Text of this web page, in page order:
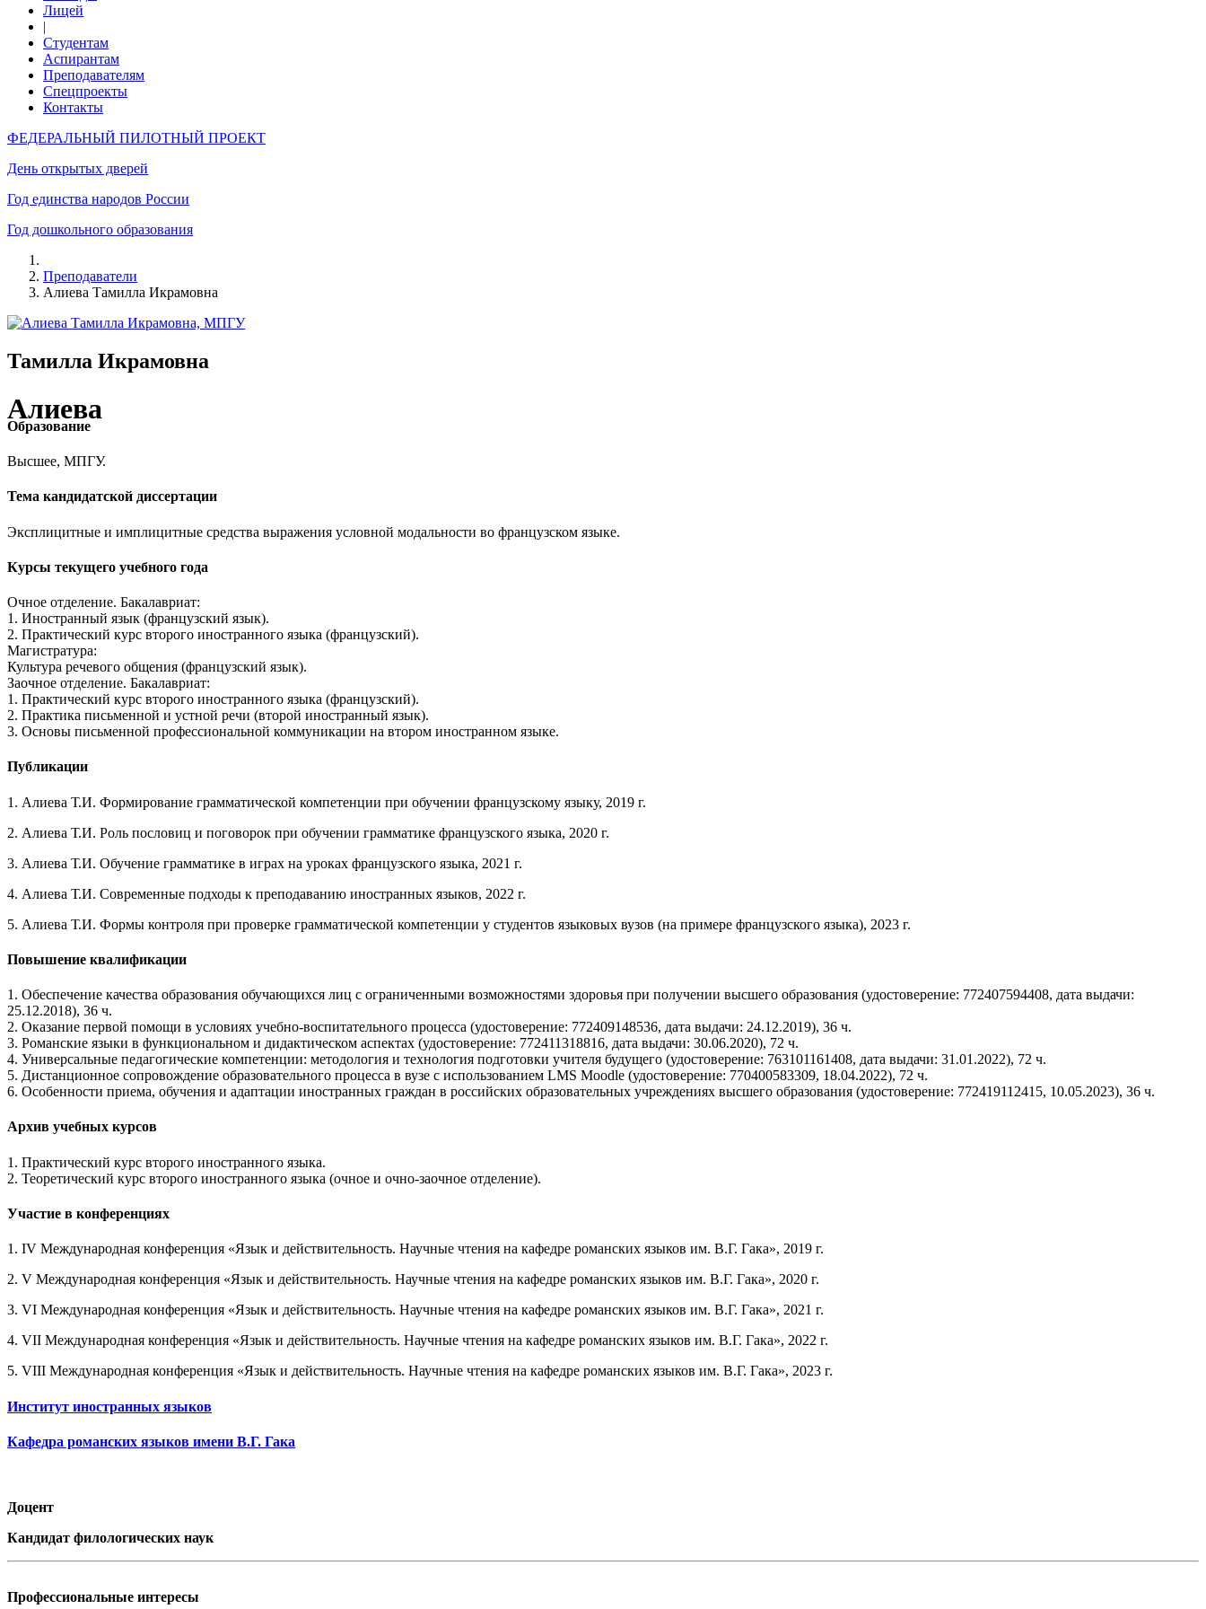
Лицей
|
Студентам
Аспирантам
Преподавателям
Спецпроекты
Контакты
ФЕДЕРАЛЬНЫЙ ПИЛОТНЫЙ ПРОЕКТ
День открытых дверей
Год единства народов России
Год дошкольного образования
Преподаватели
Алиева Тамилла Икрамовна
Тамилла Икрамовна
Алиева
Образование
Высшее, МПГУ.
Тема кандидатской диссертации
Эксплицитные и имплицитные средства выражения условной модальности во французском языке.
Курсы текущего учебного года
Очное отделение. Бакалавриат:
1. Иностранный язык (французский язык).
2. Практический курс второго иностранного языка (французский).
Магистратура:
Культура речевого общения (французский язык).
Заочное отделение. Бакалавриат:
1. Практический курс второго иностранного языка (французский).
2. Практика письменной и устной речи (второй иностранный язык).
3. Основы письменной профессиональной коммуникации на втором иностранном языке.
Публикации
1. Алиева Т.И. Формирование грамматической компетенции при обучении французскому языку, 2019 г.
2. Алиева Т.И. Роль пословиц и поговорок при обучении грамматике французского языка, 2020 г.
3. Алиева Т.И. Обучение грамматике в играх на уроках французского языка, 2021 г.
4. Алиева Т.И. Современные подходы к преподаванию иностранных языков, 2022 г.
5. Алиева Т.И. Формы контроля при проверке грамматической компетенции у студентов языковых вузов (на примере французского языка), 2023 г.
Повышение квалификации
1. Обеспечение качества образования обучающихся лиц с ограниченными возможностями здоровья при получении высшего образования (удостоверение: 772407594408, дата выдачи:
25.12.2018), 36 ч.
2. Оказание первой помощи в условиях учебно-воспитательного процесса (удостоверение: 772409148536, дата выдачи: 24.12.2019), 36 ч.
3. Романские языки в функциональном и дидактическом аспектах (удостоверение: 772411318816, дата выдачи: 30.06.2020), 72 ч.
4. Универсальные педагогические компетенции: методология и технология подготовки учителя будущего (удостоверение: 763101161408, дата выдачи: 31.01.2022), 72 ч.
5. Дистанционное сопровождение образовательного процесса в вузе с использованием LMS Moodle (удостоверение: 770400583309, 18.04.2022), 72 ч.
6. Особенности приема, обучения и адаптации иностранных граждан в российских образовательных учреждениях высшего образования (удостоверение: 772419112415, 10.05.2023), 36 ч.
Архив учебных курсов
1. Практический курс второго иностранного языка.
2. Теоретический курс второго иностранного языка (очное и очно-заочное отделение).
Участие в конференциях
1. IV Международная конференция «Язык и действительность. Научные чтения на кафедре романских языков им. В.Г. Гака», 2019 г.
2. V Международная конференция «Язык и действительность. Научные чтения на кафедре романских языков им. В.Г. Гака», 2020 г.
3. VI Международная конференция «Язык и действительность. Научные чтения на кафедре романских языков им. В.Г. Гака», 2021 г.
4. VII Международная конференция «Язык и действительность. Научные чтения на кафедре романских языков им. В.Г. Гака», 2022 г.
5. VIII Международная конференция «Язык и действительность. Научные чтения на кафедре романских языков им. В.Г. Гака», 2023 г.
Институт иностранных языков
Кафедра романских языков имени В.Г. Гака
Доцент
Кандидат филологических наук
Профессиональные интересы